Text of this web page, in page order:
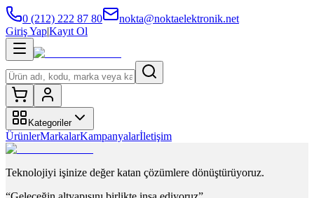
0 (212) 222 87 80
nokta@noktaelektronik.net
Giriş Yap|Kayıt Ol
Kategoriler
ÜrünlerMarkalarKampanyalarİletişim
Teknolojiyi işinize değer katan çözümlere dönüştürüyoruz.